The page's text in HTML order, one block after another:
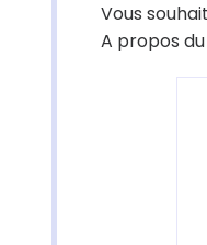
Vous
A propos